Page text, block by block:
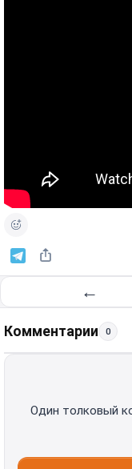
←
Комментарии 0
Один толковый